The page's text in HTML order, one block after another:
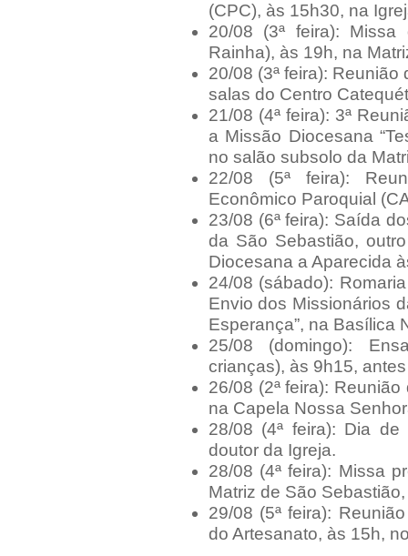
(CPC), às 15h30, na
20/08 (3ª feira):
Rainha), às 19h, na
20/08 (3ª feira):
salas do Centro
21/08 (4ª feira): 3ª
a Missão Diocesana
no salão subsolo da
22/08 (5ª feira):
Econômico Paroquial
23/08 (6ª feira): Saída
da São Sebastião,
Diocesana a Aparecida
24/08 (sábado):
Envio dos Missionários
Esperança”, na Basílica
25/08 (domingo):
crianças), às 9h15,
26/08 (2ª feira):
na Capela Nossa
28/08 (4ª feira): Dia
doutor da Igreja.
28/08 (4ª feira): Missa
Matriz de São
29/08 (5ª feira):
do Artesanato, às 15h,